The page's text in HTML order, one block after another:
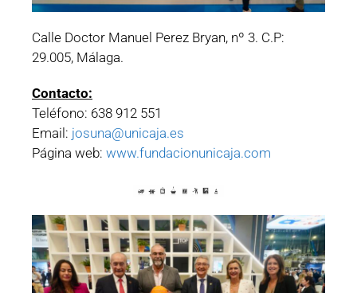
Calle Doctor Manuel Perez Bryan, nº 3. C.P:
29.005, Málaga.
Contacto:
Teléfono: 638 912 551
Email: josuna@unicaja.es
Página web: www.fundacionunicaja.com